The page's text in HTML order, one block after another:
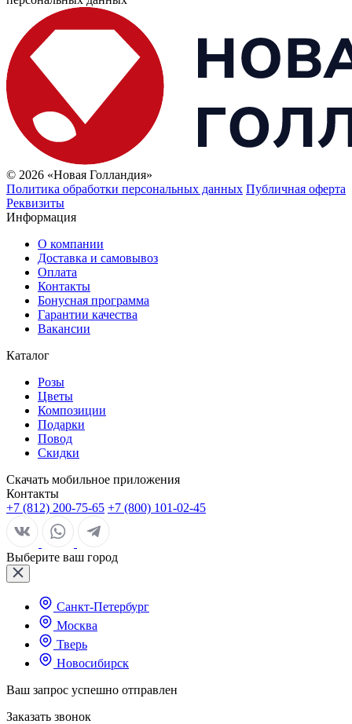
© 2026 «Новая Голландия»
Политика обработки персональных данных Публичная оферта
Реквизиты
Информация
О компании
Доставка и самовывоз
Оплата
Контакты
Бонусная программа
Гарантии качества
Вакансии
Каталог
Розы
Цветы
Композиции
Подарки
Повод
Скидки
Скачать мобильное приложения
Контакты
+7 (812) 200-75-65 +7 (800) 101-02-45
Выберите ваш город
Санкт-Петербург
Москва
Тверь
Новосибирск
Ваш запрос успешно отправлен
Заказать звонок